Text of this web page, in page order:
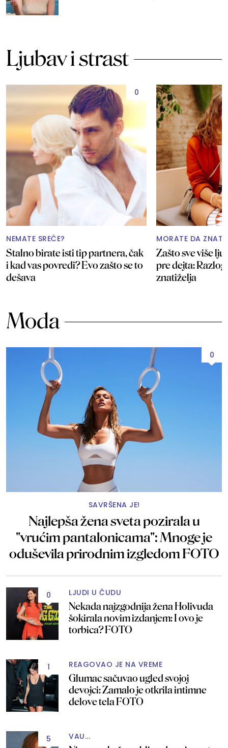
Ljubav i strast
0
NEMATE SREĆE?
Stalno birate isti tip partnera, čak
i kad vas povredi? Evo zašto se to
dešava
MORATE DA ZNATE
Zašto sve više
pre dejta:
znatiželja
Moda
0
SAVRŠENA JE!
Najlepša žena sveta pozirala u
"vrućim pantalonicama": Mnoge je
oduševila prirodnim izgledom FOTO
0 LJUDI U ČUDU
Nekada najzgodnija žena Holivuda
šokirala novim izdanjem: I ovo je
torbica? FOTO
1 REAGOVAO JE NA VREME
Glumac sačuvao ugled svojoj
devojci: Zamalo je otkrila intimne
delove tela FOTO
5 VAU...